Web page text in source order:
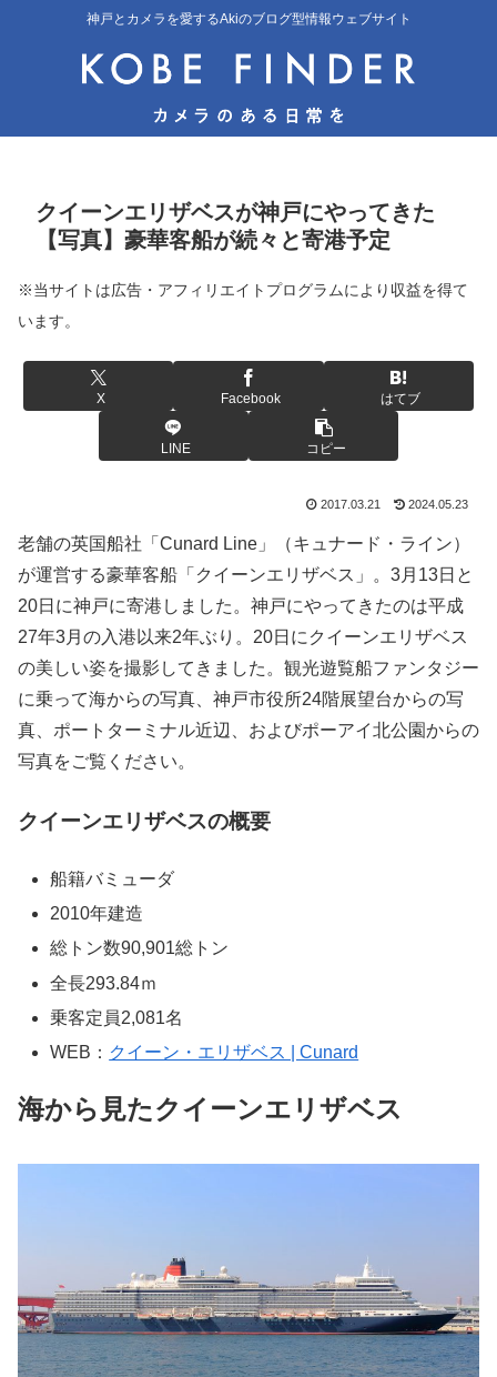
神戸とカメラを愛するAkiのブログ型情報ウェブサイト
クイーンエリザベスが神戸にやってきた
【写真】豪華客船が続々と寄港予定
※当サイトは広告・アフィリエイトプログラムにより収益を得て
います。
X Facebook はてブ
LINE コピー
2017.03.21 2024.05.23
老舗の英国船社「Cunard Line」（キュナード・ライン）
が運営する豪華客船「クイーンエリザベス」。3月13日と
20日に神戸に寄港しました。神戸にやってきたのは平成
27年3月の入港以来2年ぶり。20日にクイーンエリザベス
の美しい姿を撮影してきました。観光遊覧船ファンタジー
に乗って海からの写真、神戸市役所24階展望台からの写
真、ポートターミナル近辺、およびポーアイ北公園からの
写真をご覧ください。
クイーンエリザベスの概要
船籍バミューダ
2010年建造
総トン数90,901総トン
全長293.84ｍ
乗客定員2,081名
WEB： クイーン・エリザベス | Cunard
海から見たクイーンエリザベス